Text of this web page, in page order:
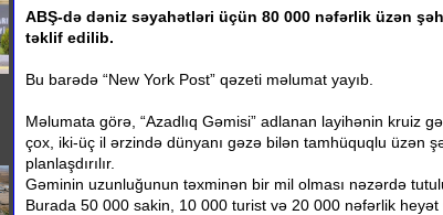
ABŞ-də dəniz səyahətləri üçün 80 000 nəfərlik üzən
təklif edilib.
Bu barədə “New York Post” qəzeti məlumat yayıb.
Məlumata görə, “Azadlıq Gəmisi” adlanan layihənin kruiz
çox, iki-üç il ərzində dünyanı gəzə bilən tamhüquqlu üzən
planlaşdırılır.
Gəminin uzunluğunun təxminən bir mil olması nəzərdə
Burada 50 000 sakin, 10 000 turist və 20 000 nəfərlik heyət